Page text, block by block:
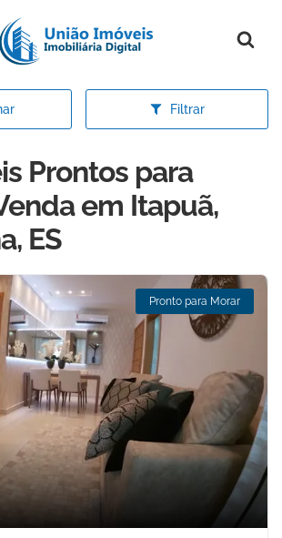
Página inicial
Filtrar
Prontos para
em Itapuã,
ES
Pronto para Morar